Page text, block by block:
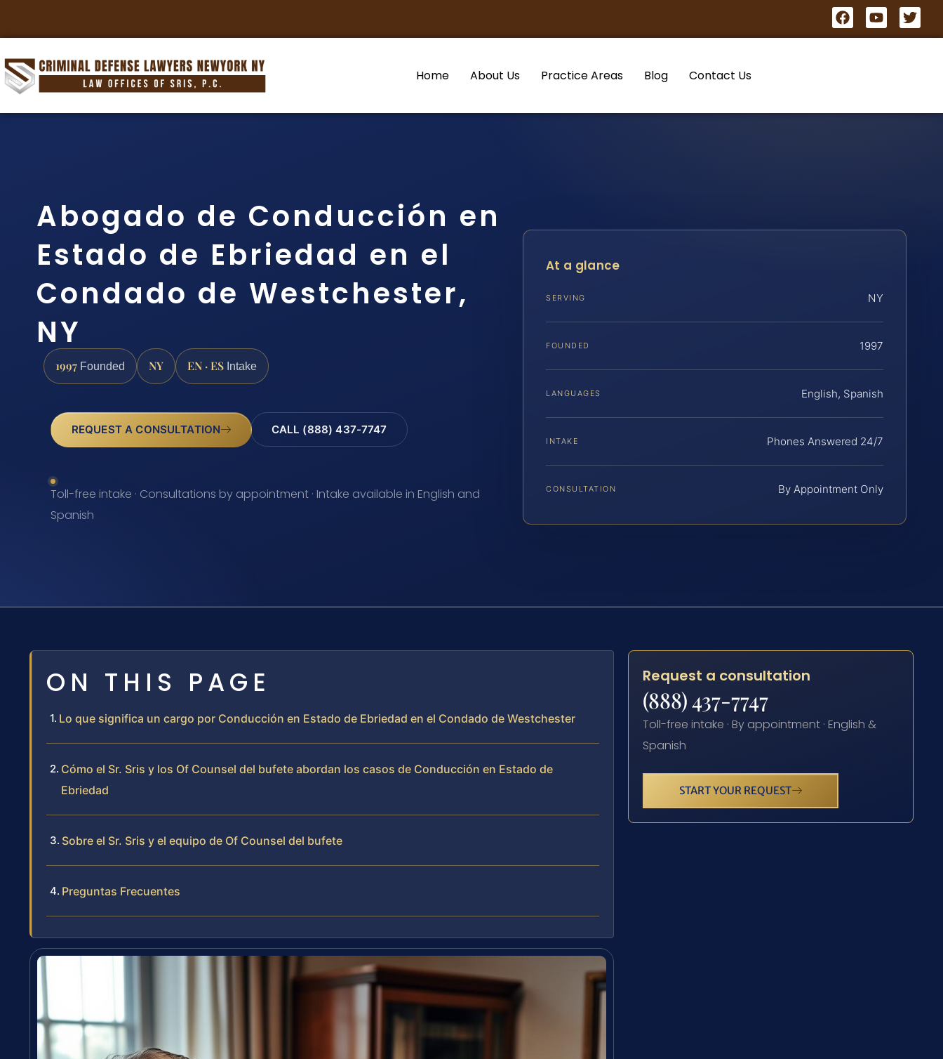
Home About Us Practice Areas Blog Contact Us
Abogado de Conducción en
Estado de Ebriedad en el
Condado de Westchester,
NY
1997 Founded NY EN · ES Intake
REQUEST A CONSULTATION CALL (888) 437-7747
Toll-free intake · Consultations by appointment · Intake available in English and
Spanish
At a glance
SERVING NY
FOUNDED 1997
LANGUAGES English, Spanish
INTAKE Phones Answered 24/7
CONSULTATION By Appointment Only
ON THIS PAGE
Lo que significa un cargo por Conducción en Estado de Ebriedad en el Condado de Westchester
Cómo el Sr. Sris y los Of Counsel del bufete abordan los casos de Conducción en Estado de
Ebriedad
Sobre el Sr. Sris y el equipo de Of Counsel del bufete
Preguntas Frecuentes
Request a consultation
(888) 437-7747
Toll-free intake · By appointment · English &
Spanish
START YOUR REQUEST